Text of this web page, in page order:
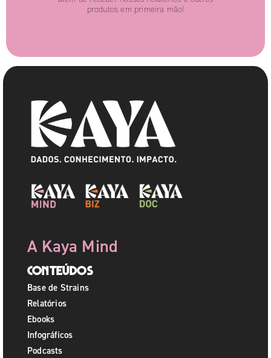
produtos em primeira mão!
A Kaya Mind
Conteúdos
Base de Strains
Relatórios
Ebooks
Infográficos
Podcasts